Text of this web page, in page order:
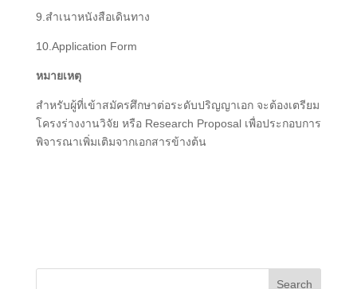
9.สำเนาหนังสือเดินทาง
10.Application Form
หมายเหตุ
สำหรับผู้ที่เข้าสมัครศึกษาต่อระดับปริญญาเอก จะต้องเตรียม
โครงร่างงานวิจัย หรือ Research Proposal เพื่อประกอบการ
พิจารณาเพิ่มเติมจากเอกสารข้างต้น